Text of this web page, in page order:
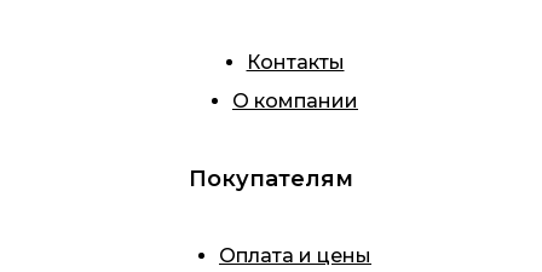
Контакты
О компании
Покупателям
Оплата и цены